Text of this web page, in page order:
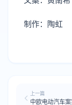
制作：陶虹
上一篇
中欧电动汽车